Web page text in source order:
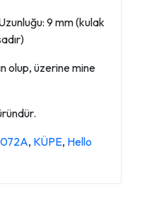
9 mm (kulak
olup, üzerine mine
, KÜPE, Hello